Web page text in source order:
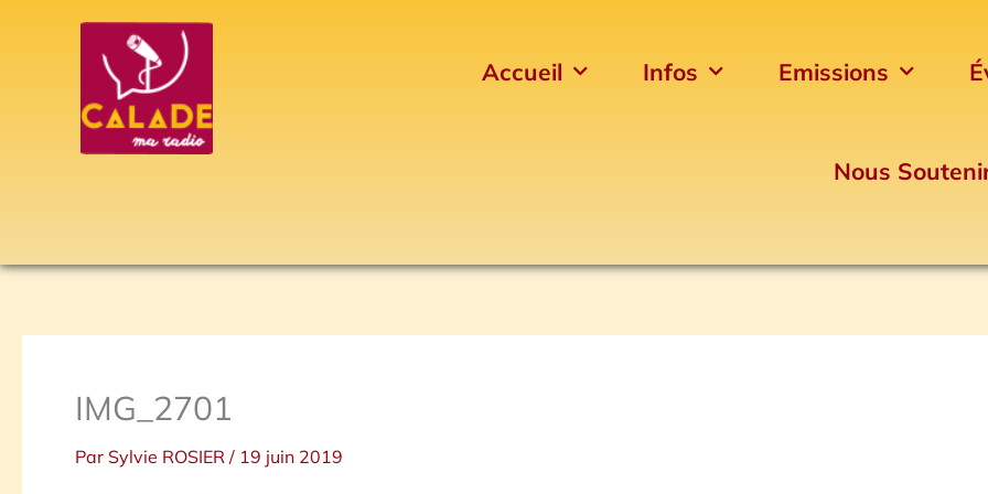
Accueil Infos Emissions
Nous
IMG_2701
Par Sylvie ROSIER / 19 juin 2019